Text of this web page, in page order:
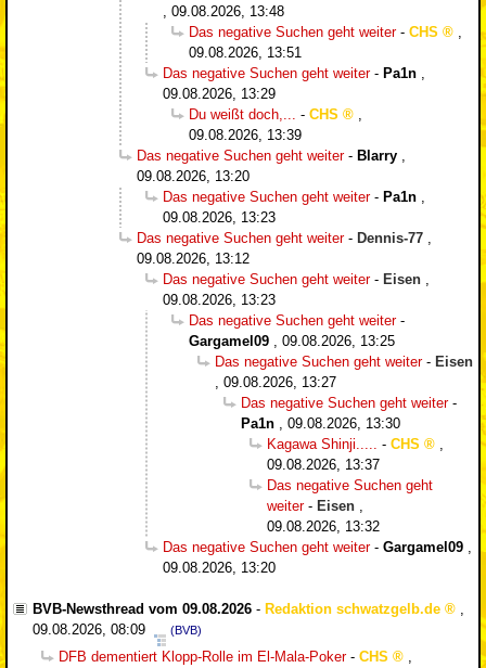
09.08.2026, 13:48
Das negative Suchen geht weiter- CHS
09.08.2026, 13:51
Das negative Suchen geht weiter- Pa1n
09.08.2026, 13:29
Du weißt doch,...
- CHS
09.08.2026, 13:39
Das negative Suchen geht weiter- Blarry
09.08.2026, 13:20
Das negative Suchen geht weiter- Pa1n
09.08.2026, 13:23
Das negative Suchen geht weiter- Dennis-77
09.08.2026, 13:12
Das negative Suchen geht weiter- Eisen
09.08.2026, 13:23
Das negative Suchen geht weiter-
Gargamel09
09.08.2026, 13:25
Das negative Suchen geht weiter- Eisen
09.08.2026, 13:27
Das negative Suchen geht weiter-
Pa1n
09.08.2026, 13:30
Kagawa Shinji.....
- CHS
09.08.2026, 13:37
Das negative Suchen geht
weiter- Eisen
09.08.2026, 13:32
Das negative Suchen geht weiter- Gargamel09
09.08.2026, 13:20
BVB-Newsthread vom 09.08.2026 - Redaktion schwatzgelb.de
,
09.08.2026, 08:09
(BVB)
DFB dementiert Klopp-Rolle im El-Mala-Poker- CHS
,